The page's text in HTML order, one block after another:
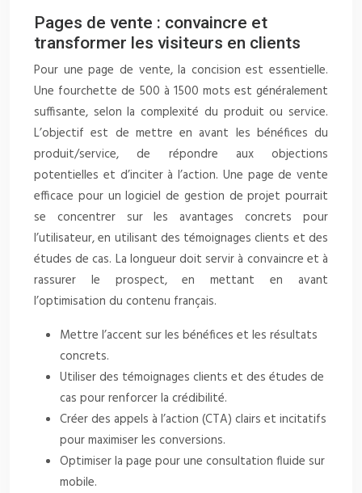
Pages de vente : convaincre et
transformer les visiteurs en clients
Pour une page de vente, la concision est essentielle.
Une fourchette de 500 à 1500 mots est généralement
suffisante, selon la complexité du produit ou service.
L’objectif est de mettre en avant les bénéfices du
produit/service, de répondre aux objections
potentielles et d’inciter à l’action. Une page de vente
efficace pour un logiciel de gestion de projet pourrait
se concentrer sur les avantages concrets pour
l’utilisateur, en utilisant des témoignages clients et des
études de cas. La longueur doit servir à convaincre et à
rassurer le prospect, en mettant en avant
l’optimisation du contenu français.
Mettre l’accent sur les bénéfices et les résultats
concrets.
Utiliser des témoignages clients et des études de
cas pour renforcer la crédibilité.
Créer des appels à l’action (CTA) clairs et incitatifs
pour maximiser les conversions.
Optimiser la page pour une consultation fluide sur
mobile.